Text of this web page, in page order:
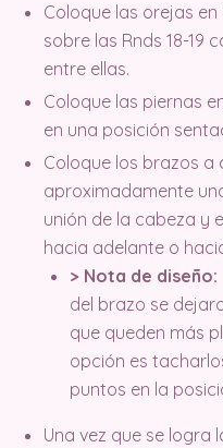
Coloque las orejas
sobre las Rnds 18-19
entre ellas.
Coloque las piernas
en una posición
Coloque los brazos
aproximadamente
unión de la cabeza y
hacia adelante o
> Nota de diseño:
del brazo se
que queden más
opción es
puntos en la
Una vez que se logra